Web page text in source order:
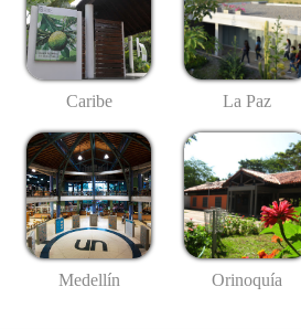
Caribe La Paz
Medellín Orinoquía